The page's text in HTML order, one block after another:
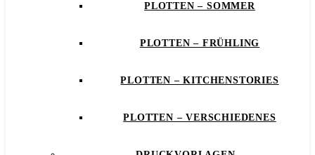
PLOTTEN – SOMMER
PLOTTEN – FRÜHLING
PLOTTEN – KITCHENSTORIES
PLOTTEN – VERSCHIEDENES